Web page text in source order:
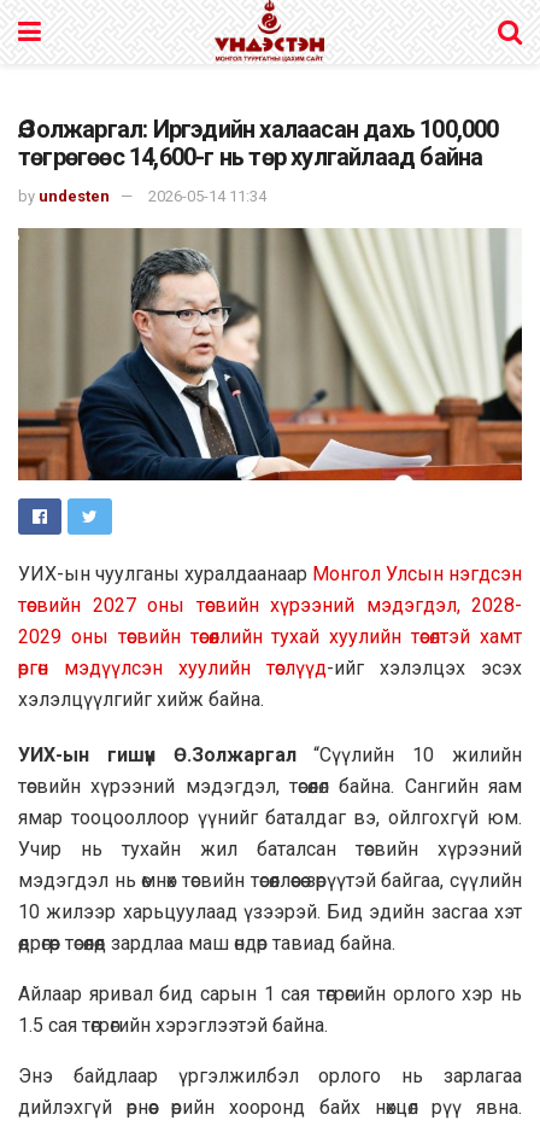
Ө.Золжаргал: Иргэдийн халаасан дахь 100,000
төгрөгөөс 14,600-г нь төр хулгайлаад байна
by undesten 2026-05-14 11:34
УИХ-ын чуулганы хуралдаанаар Монгол Улсын нэгдсэн
төсвийн 2027 оны төсвийн хүрээний мэдэгдэл, 2028-
2029 оны төсвийн төсөөллийн тухай хуулийн төсөлтэй хамт
өргөн мэдүүлсэн хуулийн төслүүд-ийг хэлэлцэх эсэх
хэлэлцүүлгийг хийж байна.
УИХ-ын гишүүн Ө.Золжаргал“Сүүлийн 10 жилийн
төсвийн хүрээний мэдэгдэл, төсөөлөл байна. Сангийн яам
ямар тооцооллоор үүнийг баталдаг вэ, ойлгохгүй юм.
Учир нь тухайн жил баталсан төсвийн хүрээний
мэдэгдэл нь өмнөх төсвийн төсөөллөөсөө зөрүүтэй байгаа, сүүлийн
10 жилээр харьцуулаад үзээрэй. Бид эдийн засгаа хэт
өөдрөгөөр төсөөлөөд зардлаа маш өндөр тавиад байна.
Айлаар яривал бид сарын 1 сая төгрөгийн орлого хэр нь
1.5 сая төгрөгийн хэрэглээтэй байна.
Энэ байдлаар үргэлжилбэл орлого нь зарлагаа
дийлэхгүй өрнөөс өрийн хооронд байх нөхцөл рүү явна.